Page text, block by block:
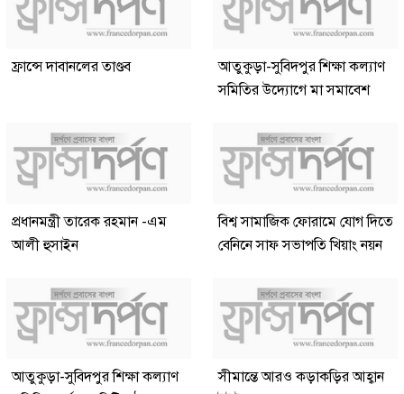
ফ্রান্সে দাবানলের তাণ্ডব
আতুকুড়া-সুবিদপুর শিক্ষা কল্যাণ
সমিতির উদ্যোগে মা সমাবেশ
প্রধানমন্ত্রী তারেক রহমান -এম
আলী হুসাইন
বিশ্ব সামাজিক ফোরামে যোগ দিতে
বেনিনে সাফ সভাপতি খিয়াং নয়ন
আতুকুড়া-সুবিদপুর শিক্ষা কল্যাণ
সীমান্তে আরও কড়াকড়ির আহ্বান